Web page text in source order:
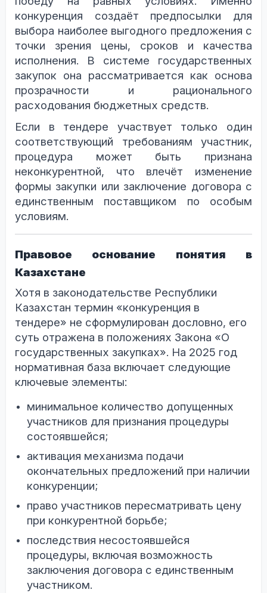
конкуренция создаёт предпосылки для
выбора наиболее выгодного предложения с
точки зрения цены, сроков и качества
исполнения. В системе государственных
закупок она рассматривается как основа
прозрачности и рационального
расходования бюджетных средств.
Если в тендере участвует только один
соответствующий требованиям участник,
процедура может быть признана
неконкурентной, что влечёт изменение
формы закупки или заключение договора с
единственным поставщиком по особым
условиям.
Правовое основание понятия в
Казахстане
Хотя в законодательстве Республики
Казахстан термин «конкуренция в
тендере» не сформулирован дословно, его
суть отражена в положениях Закона «О
государственных закупках». На 2025 год
нормативная база включает следующие
ключевые элементы:
минимальное количество допущенных
участников для признания процедуры
состоявшейся;
активация механизма подачи
окончательных предложений при наличии
конкуренции;
право участников пересматривать цену
при конкурентной борьбе;
последствия несостоявшейся
процедуры, включая возможность
заключения договора с единственным
участником.